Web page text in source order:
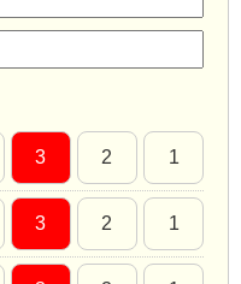
3 2 1
3 2 1